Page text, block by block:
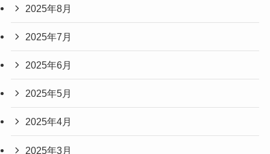
2025年8月
2025年7月
2025年6月
2025年5月
2025年4月
2025年3月